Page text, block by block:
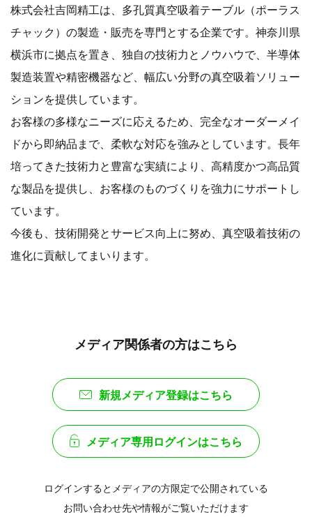
株式会社吉岡精工は、多孔質真空吸着テーブル（ポーラス
チャック）の製造・販売を専門とする企業です。神奈川県
横浜市に拠点を置き、独自の技術力とノウハウで、半導体
製造装置や精密機器など、幅広い分野の真空吸着ソリュー
ションを提供しています。
お客様の多様なニーズに応えるため、完全なオーダーメイ
ドから即納品まで、柔軟な対応を強みとしています。長年
培ってきた技術力と豊富な実績により、高精度かつ高品質
な製品を提供し、お客様のものづくりを強力にサポートし
ています。
今後も、技術開発とサービス向上に努め、真空吸着技術の
進化に貢献してまいります。
メディア関係者の方はこちら
新規メディア登録はこちら
メディア専用ログインはこちら
ログインするとメディアの方限定で公開されている
お問い合わせ先や情報がご覧いただけます